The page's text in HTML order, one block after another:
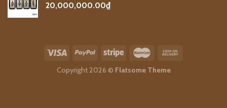
20,000,000.00₫
Copyright 2026 © Flatsome Theme